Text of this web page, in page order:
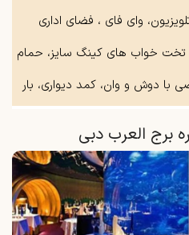
تلویزیون، وای‌ فای ، فضای اداری
خواب‌ های کینگ سایز، حمام
با دوش و وان، کمد دیواری، بار